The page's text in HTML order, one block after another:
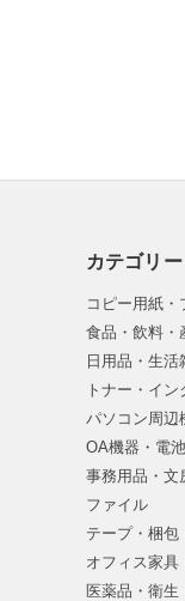
カテゴリー
コピー用紙
食品・飲料・
日用品・生活
トナー・イ
パソコン周辺
OA機器・電
事務用品・文
ファイル
テープ・梱包
オフィス家具
医薬品・衛生